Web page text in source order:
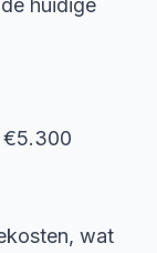
huidige
wat